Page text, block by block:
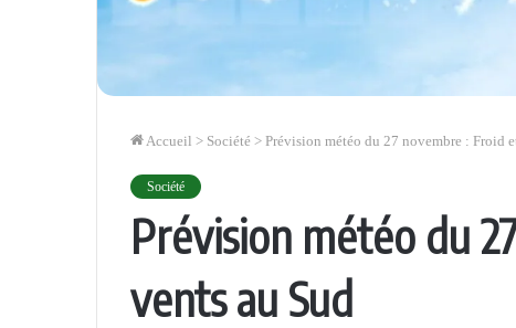
Accueil > Société > Prévision météo du 27 novembre : Froid
Société
Prévision météo du
vents au Sud